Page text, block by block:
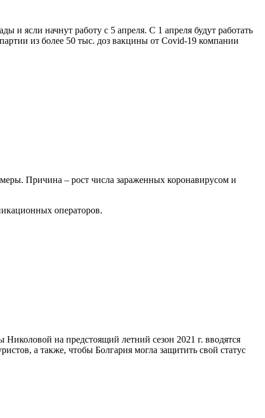
и ясли начнут работу с 5 апреля. С 1 апреля будут работать
из более 50 тыс. доз вакцины от Covid-19 компании
Причина – рост числа зараженных коронавирусом и
операторов.
на предстоящий летний сезон 2021 г. вводятся
а также, чтобы Болгария могла защитить свой статус